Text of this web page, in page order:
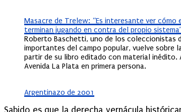
Masacre de Trelew: “Es interesante ver cómo
terminan jugando en contra del propio
Roberto Baschetti, uno de los coleccionistas
importantes del campo popular, vuelve sobre
partir de su libro editado con material inédito.
Avenida La Plata en primera persona.
Argentinazo de 2001